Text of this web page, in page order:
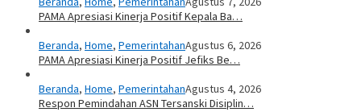
PAMA Apresiasi Kinerja Positif Kepala Ba…
Beranda, Home, PemerintahanAgustus 6, 2026
PAMA Apresiasi Kinerja Positif Jefiks Be…
Beranda, Home, PemerintahanAgustus 4, 2026
Respon Pemindahan ASN Tersanski Disiplin…